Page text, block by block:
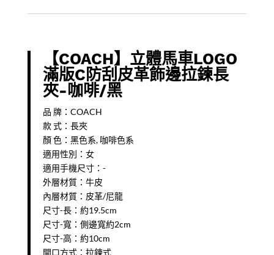
啡/
quantity
【COACH】立體馬車LOGO
滿版C防刮皮革飾邊拉鍊長
夾-咖啡/黑
品 牌：COACH
款 式：長夾
顏 色：黑色系, 咖啡色系
適用性別：女
適用手機尺寸：-
外層材質：牛皮
內層材質：皮革/尼龍
尺寸-長：約19.5cm
尺寸-寬：側邊寬約2cm
尺寸-高：約10cm
開口方式：拉鍊式